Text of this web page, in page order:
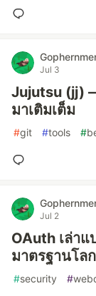
Jul 3
Jujutsu (jj)
มาเติมเต็ม
#git #tools #
Jul 2
OAuth เล่า
มาตรฐานโลก
#security #